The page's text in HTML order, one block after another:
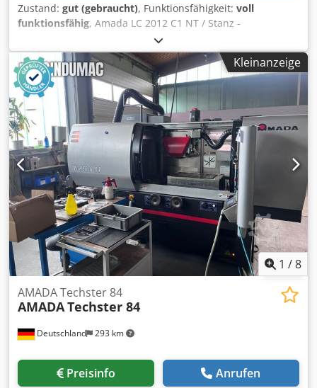
Zustand: gut (gebraucht), Funktionsfähigkeit: voll
funktionsfähig, Amada LC 2012 C1 NT / Stanz -
Lasermaschine, Baujahr 2012, Steuerung AMNG - Fanuc
Series, Stanzkraft 200 KN, Stanzbereich 2.500 x 1.270 mm,
Codszp D H Depfx Abtjrf Laserleistung 2.500 W,
Laserschneidbereich 2000 x 1270 mm, Verfahrbereich Z
Achse 100 mm, max. Tischlast 150 Kg, Revolveraufnahmen
46 Stationen,
Kleinanzeige
1 /8
Deutschland 293 km
AMADA Techster 84
AMADATechster 84
Preisinfo Anrufen